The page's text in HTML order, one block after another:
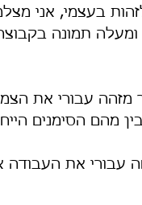
בעצמי, אני
תמונה
מזהה עבורי את
מהם הסימנים
עבורי את העבודה